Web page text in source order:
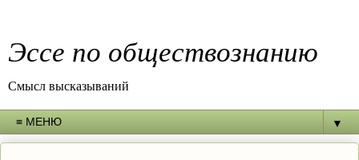
Эссе по обществознанию
Смысл высказываний
▼